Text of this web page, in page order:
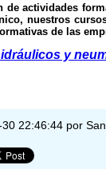
actividades
nuestros
de las
y
22:46:44 por